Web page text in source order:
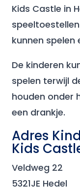
Kids Castle in
kunnen spelen
De kinderen
spelen terwijl
houden onder
een drankje.
Adres
Kids
Veldweg 22
5321JE Hedel